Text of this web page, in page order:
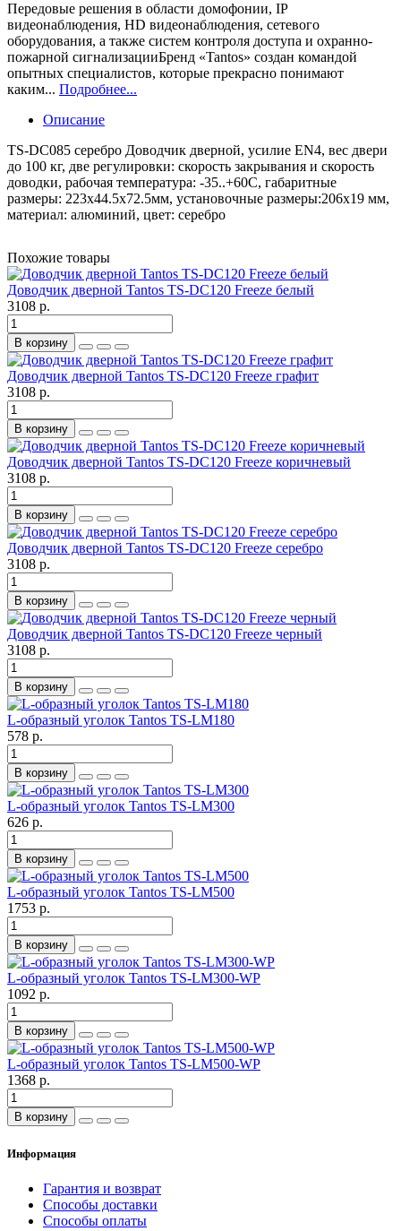
Передовые решения в области домофонии, IP
видеонаблюдения, HD видеонаблюдения, сетевого
оборудования, а также систем контроля доступа и охранно-
пожарной сигнализацииБренд «Tantos» создан командой
опытных специалистов, которые прекрасно понимают
каким... Подробнее...
Описание
TS-DC085 серебро Доводчик дверной, усилие EN4, вес двери
до 100 кг, две регулировки: скорость закрывания и скорость
доводки, рабочая температура: -35..+60С, габаритные
размеры: 223х44.5х72.5мм, установочные размеры:206х19 мм,
материал: алюминий, цвет: серебро
Похожие товары
Доводчик дверной Tantos TS-DC120 Freeze белый
3108 р.
В корзину
Доводчик дверной Tantos TS-DC120 Freeze графит
3108 р.
В корзину
Доводчик дверной Tantos TS-DC120 Freeze коричневый
3108 р.
В корзину
Доводчик дверной Tantos TS-DC120 Freeze серебро
3108 р.
В корзину
Доводчик дверной Tantos TS-DC120 Freeze черный
3108 р.
В корзину
L-образный уголок Tantos TS-LM180
578 р.
В корзину
L-образный уголок Tantos TS-LM300
626 р.
В корзину
L-образный уголок Tantos TS-LM500
1753 р.
В корзину
L-образный уголок Tantos TS-LM300-WP
1092 р.
В корзину
L-образный уголок Tantos TS-LM500-WP
1368 р.
В корзину
Информация
Гарантия и возврат
Способы доставки
Способы оплаты